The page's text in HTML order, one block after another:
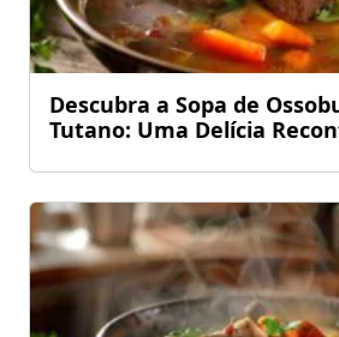
Descubra a Sopa de
Tutano: Uma Delícia